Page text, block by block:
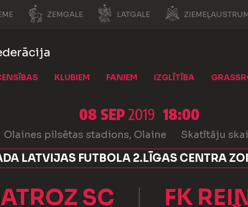
ZEMGALE LATGALE
KLUBIEM FANIEM IZGLĪTĪBA
08 SEP2019 18:00
Olaines pilsētas stadions, Olaine Skatītāju
LATVIJAS FUTBOLA 2.LĪGAS CENTRA
SC FK